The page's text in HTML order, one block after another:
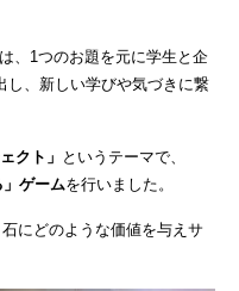
、1つのお題を元に学生と企
し、新しい学びや気づきに繋
クト」 というテーマで、
」ゲームを行いました。
にどのような価値を与えサ